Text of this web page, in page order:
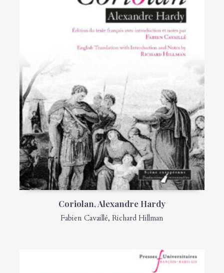
Coriolan, Alexandre Hardy
Fabien Cavaillé, Richard Hillman